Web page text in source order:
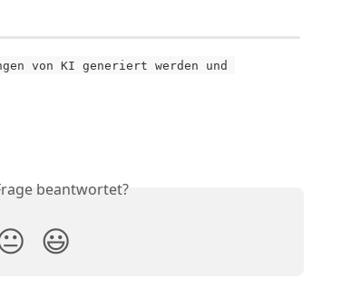
von KI generiert werden und
beantwortet?
😃